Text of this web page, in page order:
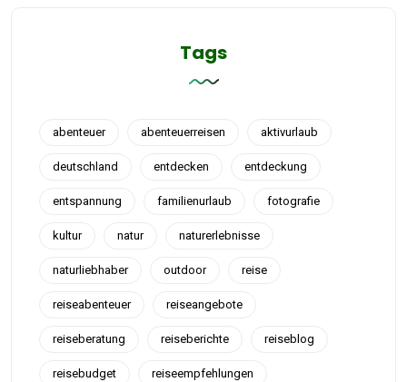
Tags
abenteuer abenteuerreisen aktivurlaub
deutschland entdecken entdeckung
entspannung familienurlaub fotografie
kultur natur naturerlebnisse
naturliebhaber outdoor reise
reiseabenteuer reiseangebote
reiseberatung reiseberichte reiseblog
reisebudget reiseempfehlungen